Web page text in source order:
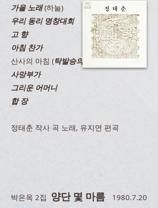
가을 노래(하늘)
우리 동리 명창대회
고 향
아침 찬가
산사의 아침 (탁발승의 새벽노래)
사망부가
그리운 어머니
합 장
정태춘 작사 곡 노래, 유지연 편곡
박은옥 2집 양단 몇 마름 1980.7.20